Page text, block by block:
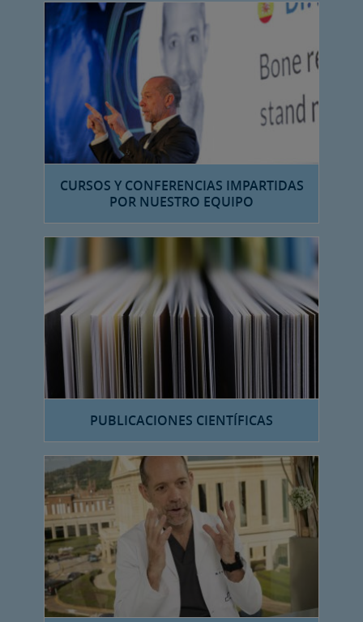
CURSOS Y CONFERENCIAS IMPARTIDAS
POR NUESTRO EQUIPO
PUBLICACIONES CIENTÍFICAS